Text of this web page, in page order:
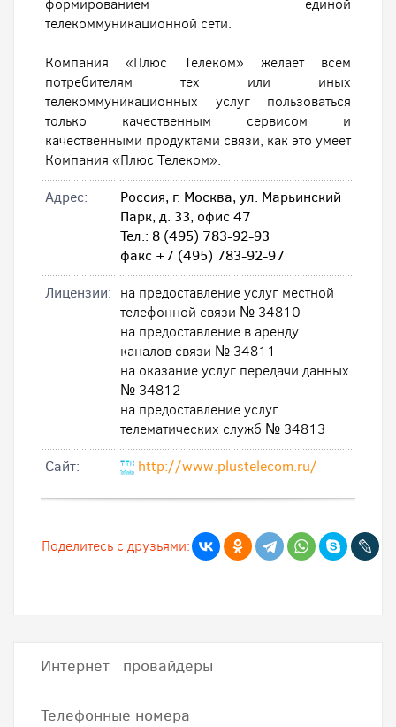
формированием единой
телекоммуникационной сети.
Компания «Плюс Телеком» желает всем
потребителям тех или иных
телекоммуникационных услуг пользоваться
только качественным сервисом и
качественными продуктами связи, как это умеет
Компания «Плюс Телеком».
Адрес:
Россия, г. Москва, ул. Марьинский
Парк, д. 33, офис 47
Тел.: 8 (495) 783-92-93
факс +7 (495) 783-92-97
Лицензии: на предоставление услуг местной
телефонной связи № 34810
на предоставление в аренду
каналов связи № 34811
на оказание услуг передачи данных
№ 34812
на предоставление услуг
телематических служб № 34813
Cайт:
http://www.plustelecom.ru/
Поделитесь с друзьями:
Интернет провайдеры
Телефонные номера